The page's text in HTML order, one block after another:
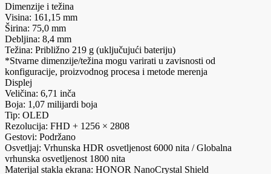
Dimenzije i težina
Visina: 161,15 mm
Širina: 75,0 mm
Debljina: 8,4 mm
Težina: Približno 219 g (uključujući bateriju)
*Stvarne dimenzije/težina mogu varirati u zavisnosti od
konfiguracije, proizvodnog procesa i metode merenja
Displej
Veličina: 6,71 inča
Boja: 1,07 milijardi boja
Tip: OLED
Rezolucija: FHD + 1256 × 2808
Gestovi: Podržano
Osvetljaj: Vrhunska HDR osvetljenost 6000 nita / Globalna
vrhunska osvetljenost 1800 nita
Materijal stakla ekrana: HONOR NanoCrystal Shield